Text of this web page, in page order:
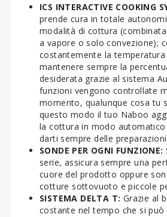
ICS INTERACTIVE COOKING
prende cura in totale
modalità di cottura
a vapore o solo convezione);
costantemente la
mantenere sempre la
desiderata grazie al sistema
funzioni vengono controllate
momento, qualunque cosa tu
questo modo il tuo Naboo
la cottura in modo
darti sempre delle
SONDE PER OGNI FUNZIONE:
serie, assicura sempre una
cuore del prodotto oppure
cotture sottovuoto e piccole
SISTEMA DELTA T: Grazie al
costante nel tempo che si può